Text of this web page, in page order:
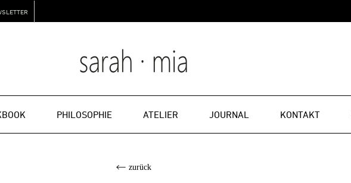
PHILOSOPHIE ATELIER JOURNAL KONTAKT
zurück